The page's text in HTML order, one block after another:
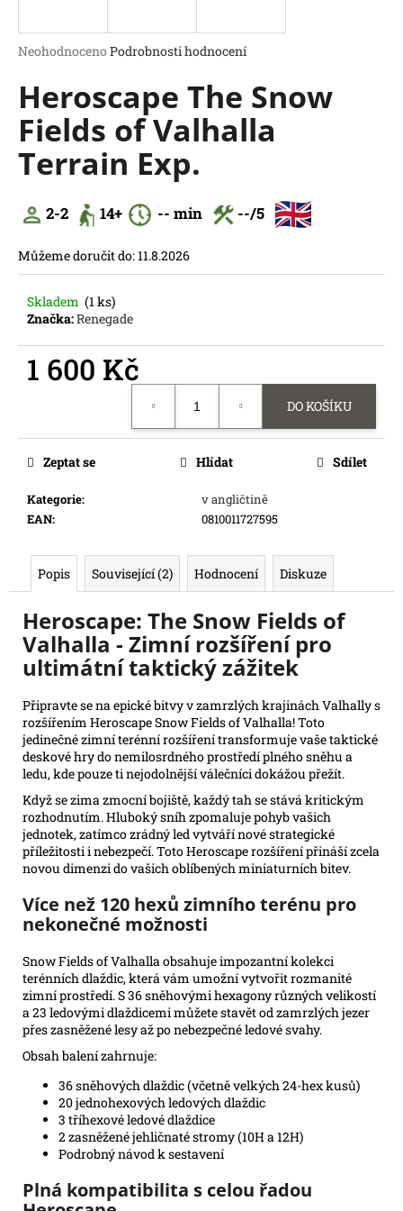
Průměrné
produktu
je
0,0
5
hvězdiček.
Neohodnoceno Podrobnosti hodnocení
Heroscape The Snow
Fields of Valhalla
Terrain Exp.
2-2 14+ -- min --/5
Můžeme doručit do:11.8.2026
Skladem (1 ks)
Značka:Renegade
1 600 Kč
DO KOŠÍKU
Kategorie:
v angličtině
EAN: 0810011727595
Zeptat se Hlídat Sdílet
Popis Související (2) Hodnocení Diskuze
Heroscape: The Snow Fields of
Valhalla - Zimní rozšíření pro
ultimátní taktický zážitek
Připravte se na epické bitvy v zamrzlých krajinách Valhally s
rozšířením Heroscape Snow Fields of Valhalla! Toto
jedinečné zimní terénní rozšíření transformuje vaše taktické
deskové hry do nemilosrdného prostředí plného sněhu a
ledu, kde pouze ti nejodolnější válečníci dokážou přežít.
Když se zima zmocní bojiště, každý tah se stává kritickým
rozhodnutím. Hluboký sníh zpomaluje pohyb vašich
jednotek, zatímco zrádný led vytváří nové strategické
příležitosti i nebezpečí. Toto Heroscape rozšíření přináší zcela
novou dimenzi do vašich oblíbených miniaturních bitev.
Více než 120 hexů zimního terénu pro
nekonečné možnosti
Snow Fields of Valhalla obsahuje impozantní kolekci
terénních dlaždic, která vám umožní vytvořit rozmanité
zimní prostředí. S 36 sněhovými hexagony různých velikostí
a 23 ledovými dlaždicemi můžete stavět od zamrzlých jezer
přes zasněžené lesy až po nebezpečné ledové svahy.
Obsah balení zahrnuje:
36 sněhových dlaždic (včetně velkých 24-hex kusů)
20 jednohexových ledových dlaždic
3 tříhexové ledové dlaždice
2 zasněžené jehličnaté stromy (10H a 12H)
Podrobný návod k sestavení
Plná kompatibilita s celou řadou
j
t
?
HLEDAT
o
p
o
u
m
e
SWU
05:
OF
THE
FORCE
BOOSTER
99
Kč
Původně:
Kč